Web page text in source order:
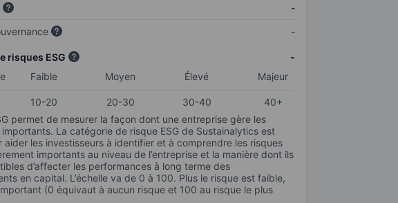
-
-
risques ESG
-
Faible Moyen Élevé Majeur
10-20 20-30 30-40
40+
permet de mesurer la façon dont une entreprise gère les
importants. La catégorie de risque ESG de Sustainalytics est
aider les investisseurs à identifier et à comprendre les risques
importants au niveau de l’entreprise et la manière dont ils
d’affecter les performances à long terme des
en capital. L’échelle va de 0 à 100. Plus le risque est faible,
(0 équivaut à aucun risque et 100 au risque le plus